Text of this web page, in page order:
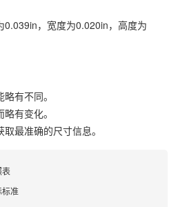
，宽度为0.020in，高度为
有不同。
有变化。
最准确的尺寸信息。
表
标准